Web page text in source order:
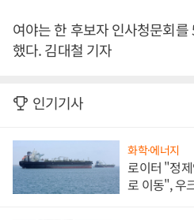
여야는 한 후보자 인사청문회
했다. 김대철 기자
인기기사
화학·에너지
로이터 "정
로 이동", 우